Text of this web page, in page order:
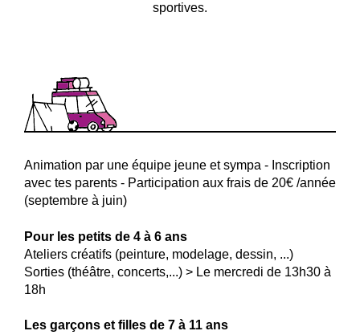
sportives.
Animation par une équipe jeune et sympa - Inscription
avec tes parents - Participation aux frais de 20€ /année
(septembre à juin)
Pour les petits de 4 à 6 ans
Ateliers créatifs (peinture, modelage, dessin, ...)
Sorties (théâtre, concerts,...) > Le mercredi de 13h30 à
18h
Les garçons et filles de 7 à 11 ans